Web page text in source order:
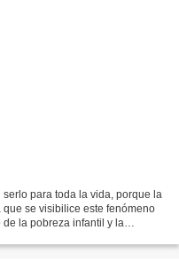
para toda la vida, porque la
se visibilice este fenómeno
la pobreza infantil y la